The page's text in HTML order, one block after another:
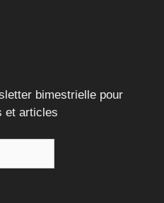
bimestrielle pour
et articles